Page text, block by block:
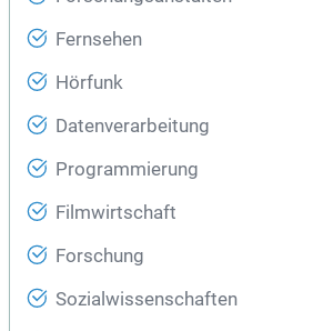
Fernsehen
Hörfunk
Datenverarbeitung
Programmierung
Filmwirtschaft
Forschung
Sozialwissenschaften